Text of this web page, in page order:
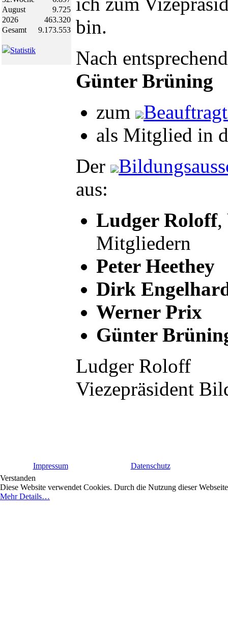
August
9.725
2026
463.320
Gesamt
9.173.553
Statistik
bin.
Nach
Günter Brüning
zum
als Mitglied in
Der
aus:
Ludger Roloff,
Mitgliedern
Peter Heethey
Dirk
Werner Prix
Günter
Ludger Roloff
Viezepräsident
Impressum
Datenschutz
Verstanden
Diese Website verwendet Cookies. Durch die Nutzung dieser
Mehr Details…